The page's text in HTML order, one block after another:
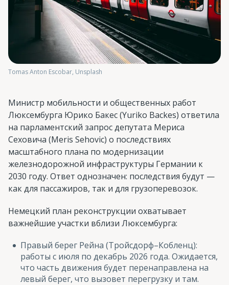
Tomas Anton Escobar, Unsplash
Министр мобильности и общественных работ
Люксембурга Юрико Бакес (Yuriko Backes) ответила
на парламентский запрос депутата Мериса
Сеховича (Meris Sehovic) о последствиях
масштабного плана по модернизации
железнодорожной инфраструктуры Германии к
2030 году. Ответ однозначен: последствия будут —
как для пассажиров, так и для грузоперевозок.
Немецкий план реконструкции охватывает
важнейшие участки вблизи Люксембурга:
Правый берег Рейна (Тройсдорф–Кобленц):
работы с июля по декабрь 2026 года. Ожидается,
что часть движения будет перенаправлена на
левый берег, что вызовет перегрузку и там.